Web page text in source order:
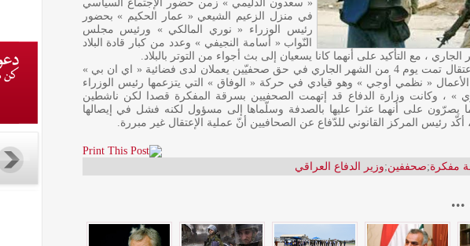
« سعدون الدليمي » زمن حضور الإجتماع السياسي
في منزل الزعيم الشيعي « عمار الحكيم » بحضور
رئيس الوزراء « نوري المالكي » ورئيس مجلس
النّواب « أسامة النجيفي » وعدد من كبار قادة البلاد
، مع التأكيد على أنهما كانا يسعيان إلى بث أجواء من التوتر بالبلاد.
ويذكر أنّ عملية الإعتقال تمت يوم 4 من الشهر الجاري في حق صحفيّين يعملان لدى فضائية « اي ان بي »
« نظمي أوجي » وهو قيادي في حركة « الوفاق » التي يتزعمها رئيس الوزراء
» ، وكانت وزارة الدفاع قد إتهمت الصحفيين بسرقة المفكرة قصدا لكن ناشطين
يصرّون على أنهما عثرا عليها بالصدفة وسلّماها إلى مسؤول لكنه فشل في إيصالها
أكّد رئيس المركز القانوني للدّفاع عن الصحافيين أنّ عملية الإعتقال غير مبررة.
مفكرة;صحففين;وزير الدفاع العراقي
...